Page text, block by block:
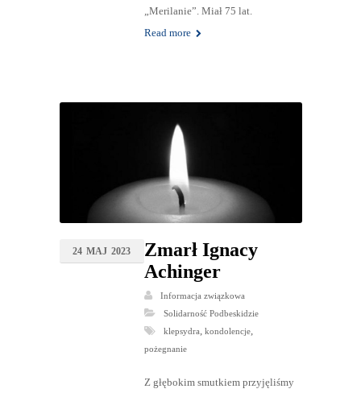
„Merilanie”. Miał 75 lat.
Read more
24 MAJ 2023
Zmarł Ignacy
Achinger
Informacja związkowa
Solidarność Podbeskidzie
klepsydra, kondolencje,
pożegnanie
Z głębokim smutkiem przyjęliśmy